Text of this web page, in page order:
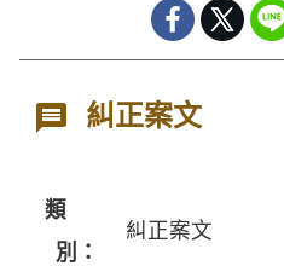
糾正案文
類
別：
糾正案文